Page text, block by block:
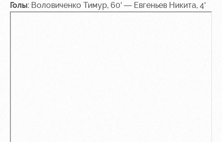
Голы: Воловиченко Тимур, 60' — Евгеньев Никита, 4'